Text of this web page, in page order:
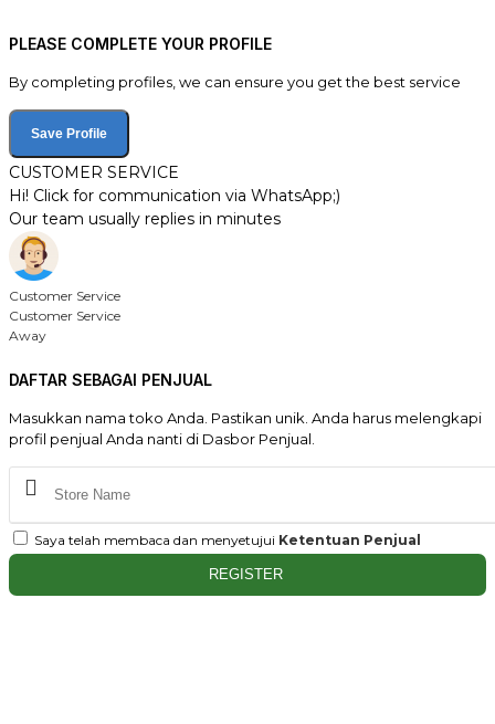
PLEASE COMPLETE YOUR PROFILE
By completing profiles, we can ensure you get the best service
Save Profile
CUSTOMER SERVICE
Hi! Click for communication via WhatsApp;)
Our team usually replies in minutes
Customer Service
Customer Service
Away
DAFTAR SEBAGAI PENJUAL
Masukkan nama toko Anda. Pastikan unik. Anda harus melengkapi
profil penjual Anda nanti di Dasbor Penjual.
Saya telah membaca dan menyetujui Ketentuan Penjual
REGISTER